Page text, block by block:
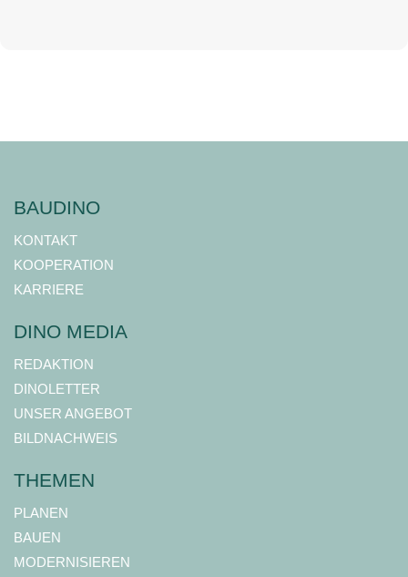
BAUDINO
KONTAKT
KOOPERATION
KARRIERE
DINO MEDIA
REDAKTION
DINOLETTER
UNSER ANGEBOT
BILDNACHWEIS
THEMEN
PLANEN
BAUEN
MODERNISIEREN